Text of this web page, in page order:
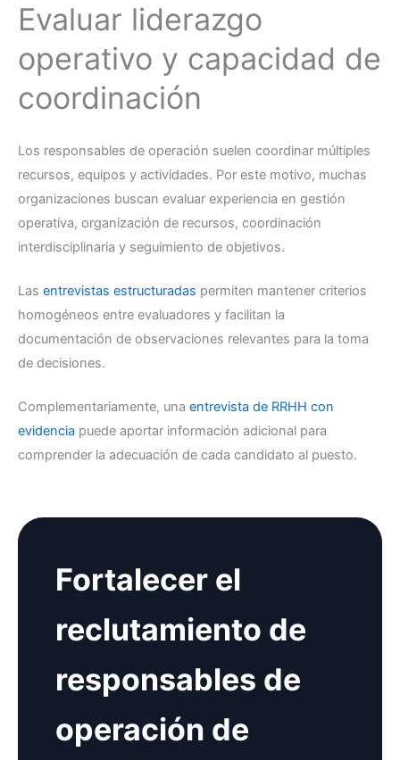
Evaluar liderazgo
operativo y capacidad de
coordinación
Los responsables de operación suelen coordinar múltiples
recursos, equipos y actividades. Por este motivo, muchas
organizaciones buscan evaluar experiencia en gestión
operativa, organización de recursos, coordinación
interdisciplinaria y seguimiento de objetivos.
Las entrevistas estructuradas permiten mantener criterios
homogéneos entre evaluadores y facilitan la
documentación de observaciones relevantes para la toma
de decisiones.
Complementariamente, una entrevista de RRHH con
evidencia puede aportar información adicional para
comprender la adecuación de cada candidato al puesto.
Fortalecer el
reclutamiento de
responsables de
operación de